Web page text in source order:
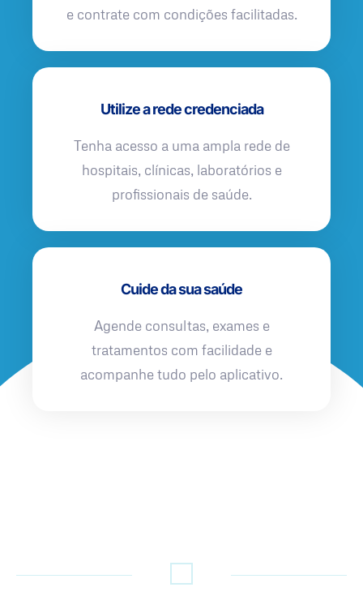
e contrate com condições facilitadas.
Utilize a rede credenciada
Tenha acesso a uma ampla rede de
hospitais, clínicas, laboratórios e
profissionais de saúde.
Cuide da sua saúde
Agende consultas, exames e
tratamentos com facilidade e
acompanhe tudo pelo aplicativo.